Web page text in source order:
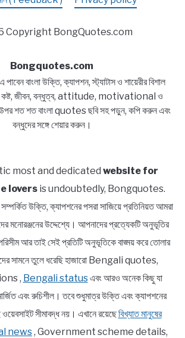
Copyright BongQuotes.com
Bongquotes.com
বাংলা উক্তি, ক্যাপশন, স্ট্যাটাস ও শায়েরীর বিশাল
কষ্ট, জীবন, বন্ধুত্ব, attitude, motivational ও
শত শত বাংলা quotes ছবি সহ পড়ুন, কপি করুন এবং
বন্ধুদের সঙ্গে শেয়ার করুন।
most and dedicated website for
loversis undoubtedly, Bongquotes.
সম্পর্কিত উক্তি, ক্যাপশনের পসরা সাজিয়ে প্রতিনিয়ত আমরা
মনোরঞ্জনের উদ্দেশ্যে। আপনাদের প্রত্যেকটি অনুভূতির
আর তাই সেই প্রতিটি অনুভূতিকে বাঙ্ময় করে তোলার
সামনে তুলে ধরেছি হাজারো Bengali quotes,
, Bengali statusএবং আরও অনেক কিছু যা
এবং রুচিশীল। তবে শুধুমাত্র উক্তি এবং ক্যাপশনের
সীমাবদ্ধ নয়। এখানে রয়েছেবিখ্যাত মানুষের
news, Government scheme details,